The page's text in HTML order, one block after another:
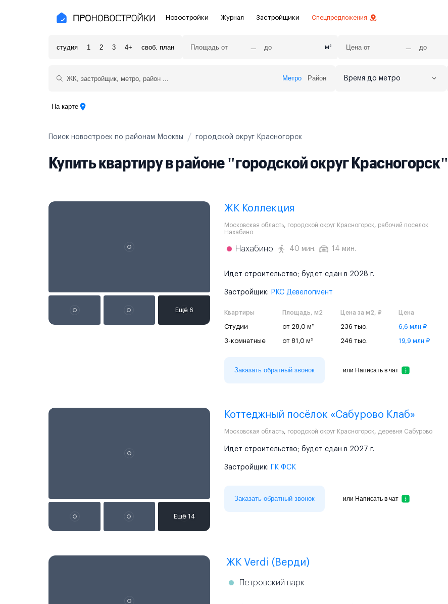
Новостройки
Новостройки в Москве
Рядом с метро Апартаменты
Журнал Застройщики Спецпредложения
студия 1 2 3 4+ своб. план м²
Метро Район Время до метро
На карте
Поиск новостроек по районам Москвы городской округ Красногорск
Купить квартиру в районе "городской округ Красногорск"
ЖК Коллекция
Московская область, городской округ Красногорск, рабочий поселок
Нахабино
Нахабино 40 мин. 14 мин.
Идет строительство; будет сдан в 2028 г.
Застройщик: РКС Девелопмент
Квартиры Площадь, м2 Цена за м2, ₽ Цена
Студии от 28,0 м² 236 тыс. 6,6 млн ₽
3-комнатные от 81,0 м² 246 тыс. 19,9 млн ₽
Заказать обратный звонок или Написать в чат
Коттеджный посёлок «Сабурово Клаб»
Московская область, городской округ Красногорск, деревня Сабурово
Идет строительство; будет сдан в 2027 г.
Застройщик: ГК ФСК
Заказать обратный звонок или Написать в чат
ЖК Verdi (Верди)
Петровский парк